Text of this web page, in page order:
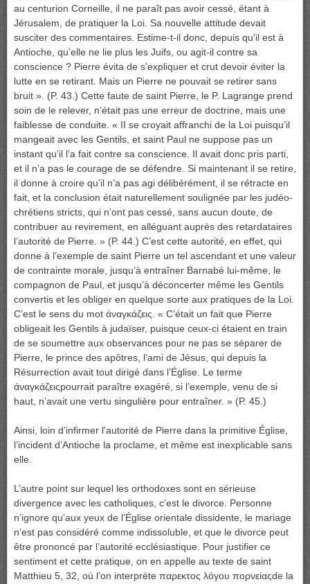
au centurion Corneille, il ne paraît pas avoir cessé, étant à
Jérusalem, de pratiquer la Loi. Sa nouvelle attitude devait
susciter des commentaires. Estime-t-il donc, depuis qu’il est à
Antioche, qu’elle ne lie plus les Juifs, ou agit-il contre sa
conscience ? Pierre évita de s’expliquer et crut devoir éviter la
lutte en se retirant. Mais un Pierre ne pouvait se retirer sans
bruit ». (P. 43.) Cette faute de saint Pierre, le P. Lagrange prend
soin de le relever, n’était pas une erreur de doctrine, mais une
faiblesse de conduite. « II se croyait affranchi de la Loi puisqu’il
mangeait avec les Gentils, et saint Paul ne suppose pas un
instant qu’il l’a fait contre sa conscience. Il avait donc pris parti,
et il n’a pas le courage de se défendre. Si maintenant il se retire,
il donne à croire qu’il n’a pas agi délibérément, il se rétracte en
fait, et la conclusion était naturellement soulignée par les judéo-
chrétiens stricts, qui n’ont pas cessé, sans aucun doute, de
contribuer au revirement, en alléguant auprès des retardataires
l’autorité de Pierre. » (Ρ. 44.) C’est cette autorité, en effet, qui
donne à l’exemple de saint Pierre un tel ascendant et une valeur
de contrainte morale, jusqu’à entraîner Barnabé lui-même, le
compagnon de Paul, et jusqu’à déconcerter même les Gentils
convertis et les obliger en quelque sorte aux pratiques de la Loi.
C’est le sens du mot άναγκάζεις. « C’était un fait que Pierre
obligeait les Gentils à judaïser, puisque ceux-ci étaient en train
de se soumettre aux observances pour ne pas se séparer de
Pierre, le prince des apôtres, l’ami de Jésus, qui depuis la
Résurrection avait tout dirigé dans l’Église. Le terme
άναγκάζειςpourrait paraître exagéré, si l’exemple, venu de si
haut, n’avait une vertu singulière pour entraîner. » (P. 45.)
Ainsi, loin d’infirmer l’autorité de Pierre dans la primitive Église,
l’incident d’Antioche la proclame, et même est inexplicable sans
elle.
L’autre point sur lequel les orthodoxes sont en sérieuse
divergence avec les catholiques, c’est le divorce. Personne
n’ignore qu’aux yeux de l’Église orientale dissidente, le mariage
n’est pas considéré comme indissoluble, et que le divorce peut
être prononcé par l’autorité ecclésiastique. Pour justifier ce
sentiment et cette pratique, on en appelle au texte de saint
Matthieu 5, 32, où l’on interprète παρεκτος λόγου πορνείαςde la